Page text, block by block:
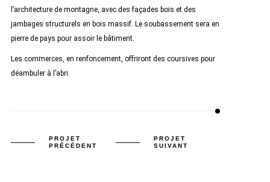
l’architecture de montagne, avec des façades bois et des
jambages structurels en bois massif. Le soubassement sera en
pierre de pays pour assoir le bâtiment.
Les commerces, en renfoncement, offriront des coursives pour
déambuler à l’abri.
PROJET
PRÉCÉDENT
PROJET
SUIVANT